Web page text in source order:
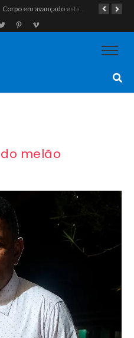
Corpo em avançado estado de decomposição é encontrado em área de vegetação na Estrada da Raiz em Mossoró
melão